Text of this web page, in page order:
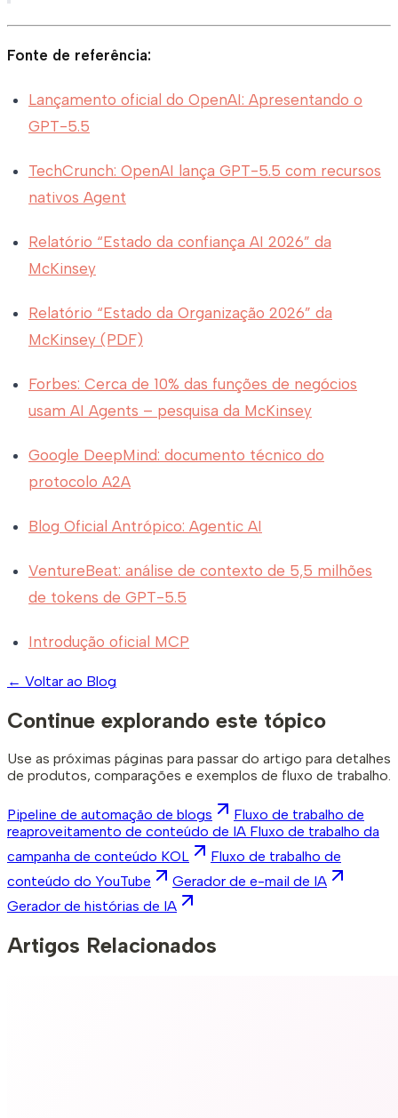
Fonte de referência:
Lançamento oficial do OpenAI: Apresentando o
GPT-5.5
TechCrunch: OpenAI lança GPT-5.5 com recursos
nativos Agent
Relatório “Estado da confiança AI 2026” da
McKinsey
Relatório “Estado da Organização 2026” da
McKinsey (PDF)
Forbes: Cerca de 10% das funções de negócios
usam AI Agents – pesquisa da McKinsey
Google DeepMind: documento técnico do
protocolo A2A
Blog Oficial Antrópico: Agentic AI
VentureBeat: análise de contexto de 5,5 milhões
de tokens de GPT-5.5
Introdução oficial MCP
← Voltar ao Blog
Continue explorando este tópico
Use as próximas páginas para passar do artigo para detalhes
de produtos, comparações e exemplos de fluxo de trabalho.
Pipeline de automação de blogs
Fluxo de trabalho de
reaproveitamento de conteúdo de IA Fluxo de trabalho da
campanha de conteúdo KOL
Fluxo de trabalho de
conteúdo do YouTube
Gerador de e-mail de IA
Gerador de histórias de IA
Artigos Relacionados